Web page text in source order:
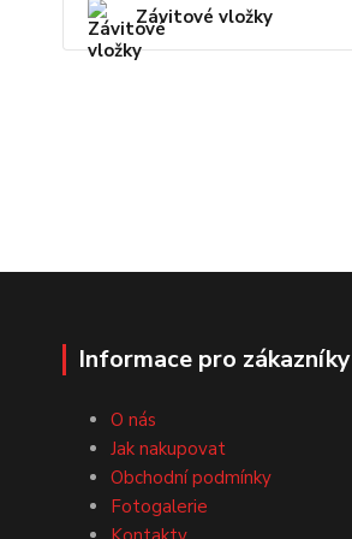
Závitové vložky
Informace pro zákazníky
O nás
Jak nakupovat
Obchodní podmínky
Fotogalerie